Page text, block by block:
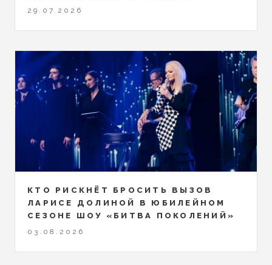
29.07.2026
КТО РИСКНЁТ БРОСИТЬ ВЫЗОВ
ЛАРИСЕ ДОЛИНОЙ В ЮБИЛЕЙНОМ
СЕЗОНЕ ШОУ «БИТВА ПОКОЛЕНИЙ»
03.08.2026